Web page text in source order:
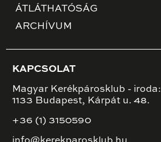
ÁTLÁTHATÓSÁG
ARCHÍVUM
KAPCSOLAT
Magyar Kerékpárosklub - iroda:
1133 Budapest, Kárpát u. 48.
+36 (1) 3150590